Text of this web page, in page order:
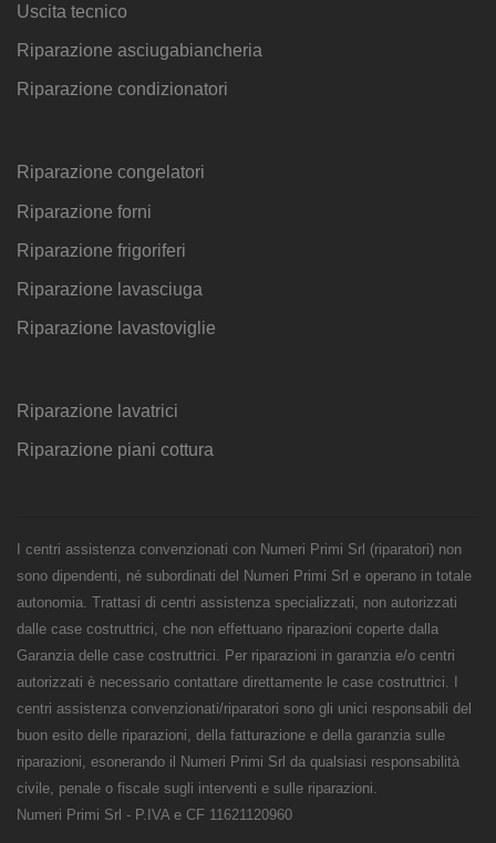
Uscita tecnico
Riparazione asciugabiancheria
Riparazione condizionatori
Riparazione congelatori
Riparazione forni
Riparazione frigoriferi
Riparazione lavasciuga
Riparazione lavastoviglie
Riparazione lavatrici
Riparazione piani cottura
I centri assistenza convenzionati con Numeri Primi Srl (riparatori) non
sono dipendenti, né subordinati del Numeri Primi Srl e operano in totale
autonomia. Trattasi di centri assistenza specializzati, non autorizzati
dalle case costruttrici, che non effettuano riparazioni coperte dalla
Garanzia delle case costruttrici. Per riparazioni in garanzia e/o centri
autorizzati è necessario contattare direttamente le case costruttrici. I
centri assistenza convenzionati/riparatori sono gli unici responsabili del
buon esito delle riparazioni, della fatturazione e della garanzia sulle
riparazioni, esonerando il Numeri Primi Srl da qualsiasi responsabilità
civile, penale o fiscale sugli interventi e sulle riparazioni.
Numeri Primi Srl - P.IVA e CF 11621120960